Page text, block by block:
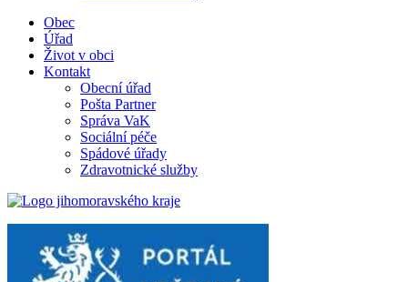
Obec
Úřad
Život v obci
Kontakt
Obecní úřad
Pošta Partner
Správa VaK
Sociální péče
Spádové úřady
Zdravotnické služby